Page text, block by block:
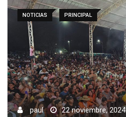
NOTICIAS PRINCIPAL
paul
22 noviembre, 2024